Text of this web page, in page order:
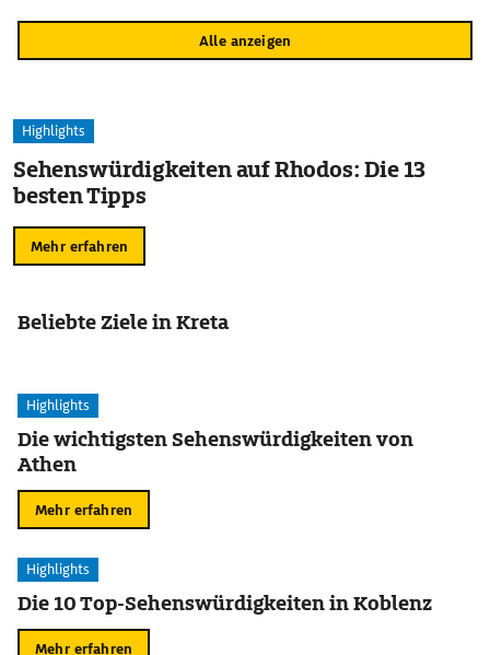
Alle anzeigen
Highlights
Sehenswürdigkeiten auf Rhodos: Die 13
besten Tipps
Mehr erfahren
Beliebte Ziele in Kreta
Highlights
Die wichtigsten Sehenswürdigkeiten von
Athen
Mehr erfahren
Highlights
Die 10 Top-Sehenswürdigkeiten in Koblenz
Mehr erfahren